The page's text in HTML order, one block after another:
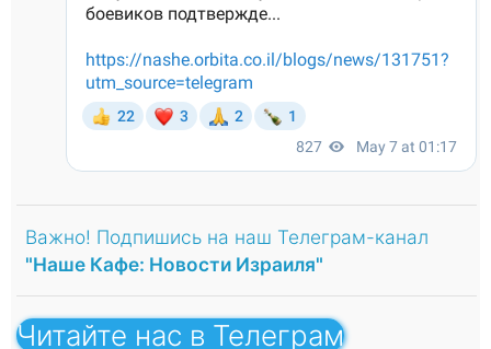
Важно! Подпишись на наш Телеграм-канал
"Наше Кафе: Новости Израиля"
Читайте нас в Телеграм